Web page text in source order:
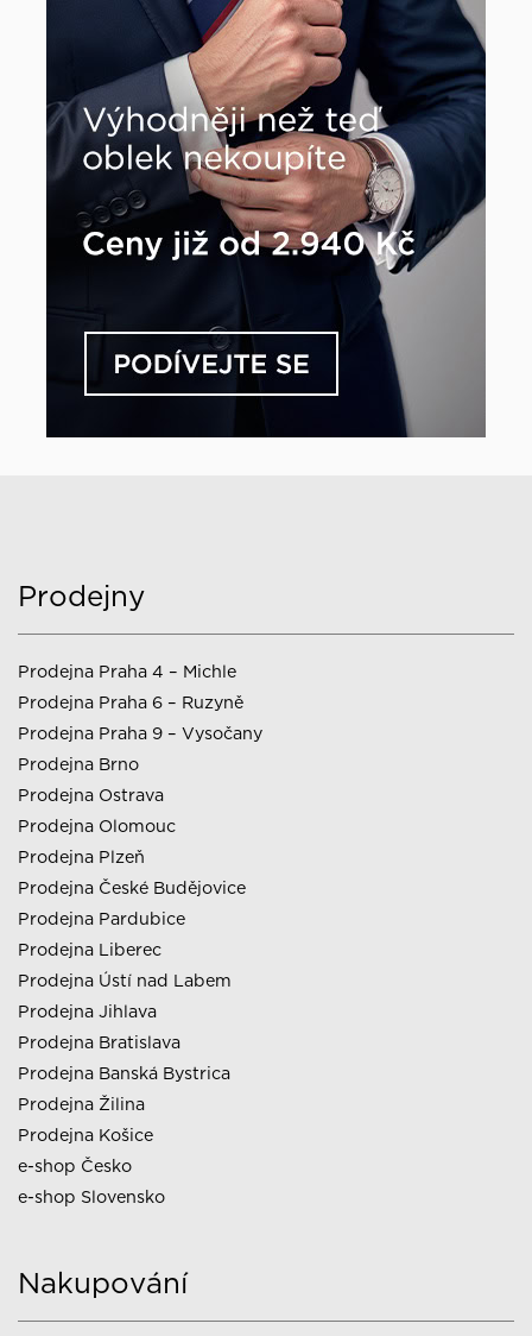
Prodejny
Prodejna Praha 4 – Michle
Prodejna Praha 6 – Ruzyně
Prodejna Praha 9 – Vysočany
Prodejna Brno
Prodejna Ostrava
Prodejna Olomouc
Prodejna Plzeň
Prodejna České Budějovice
Prodejna Pardubice
Prodejna Liberec
Prodejna Ústí nad Labem
Prodejna Jihlava
Prodejna Bratislava
Prodejna Banská Bystrica
Prodejna Žilina
Prodejna Košice
e-shop Česko
e-shop Slovensko
Nakupování